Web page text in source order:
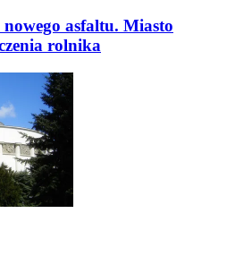
asfaltu. Miasto
rolnika